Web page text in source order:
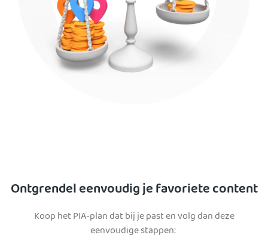
Ontgrendel eenvoudig je favoriete content
Koop het PIA-plan dat bij je past en volg dan deze
eenvoudige stappen: